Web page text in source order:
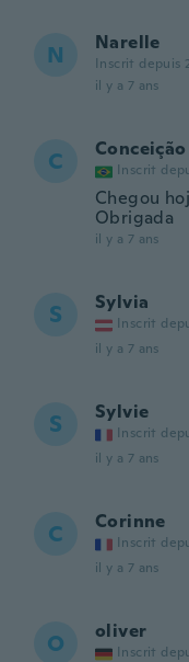
N Narelle
Inscrit depuis
il y a 7 ans
C Conceição
Inscrit
Chegou
Obrigada
il y a 7 ans
S Sylvia
Inscrit
il y a 7 ans
S Sylvie
Inscrit
il y a 7 ans
C Corinne
Inscrit
il y a 7 ans
O oliver
Inscrit